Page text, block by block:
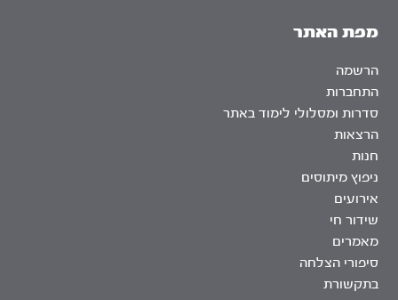
מפת האתר
הרשמה
התחברות
סדרות ומסלולי לימוד באתר
הרצאות
חנות
ניפוץ מיתוסים
אירועים
שידור חי
מאמרים
סיפורי הצלחה
בתקשורת